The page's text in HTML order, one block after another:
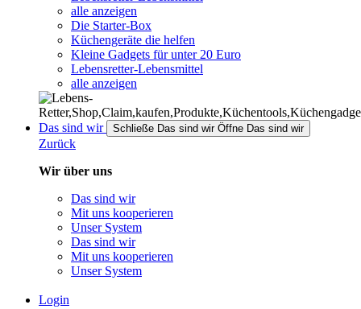
alle anzeigen
Die Starter-Box
Küchengeräte die helfen
Kleine Gadgets für unter 20 Euro
Lebensretter-Lebensmittel
alle anzeigen
Das sind wir Schließe Das sind wir Öffne Das sind wir
Zurück
Wir über uns
Das sind wir
Mit uns kooperieren
Unser System
Das sind wir
Mit uns kooperieren
Unser System
Login